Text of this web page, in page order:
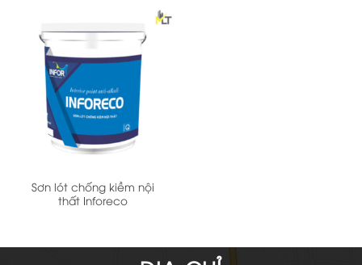
739.500 ₫.
Sơn lót chống kiềm nội
thất Inforeco